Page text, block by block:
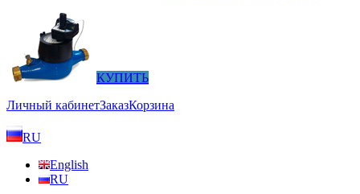
КУПИТЬ
Личный кабинетЗаказКорзина
RU
English
RU